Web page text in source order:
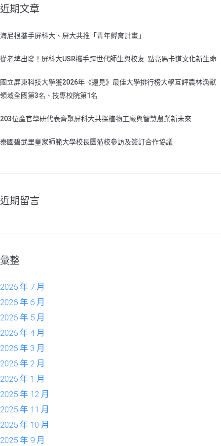
近期文章
海尼根攜手屏科大、屏大共推「青年孵育計畫」
從老埤出發！屏科大USR攜手跨世代師生與校友 點亮馬卡道文化新生命
國立屏東科技大學獲2026年《遠見》最佳大學排行榜大學互評農林漁獸
領域全國第3名、技專校院第1名
203位產官學研代表齊聚屏科大共探植物工廠與智慧農業新未來
泰國碧武里皇家師範大學校長團蒞校參訪及簽訂合作協議
近期留言
彙整
2026 年 7 月
2026 年 6 月
2026 年 5 月
2026 年 4 月
2026 年 3 月
2026 年 2 月
2026 年 1 月
2025 年 12 月
2025 年 11 月
2025 年 10 月
2025 年 9 月